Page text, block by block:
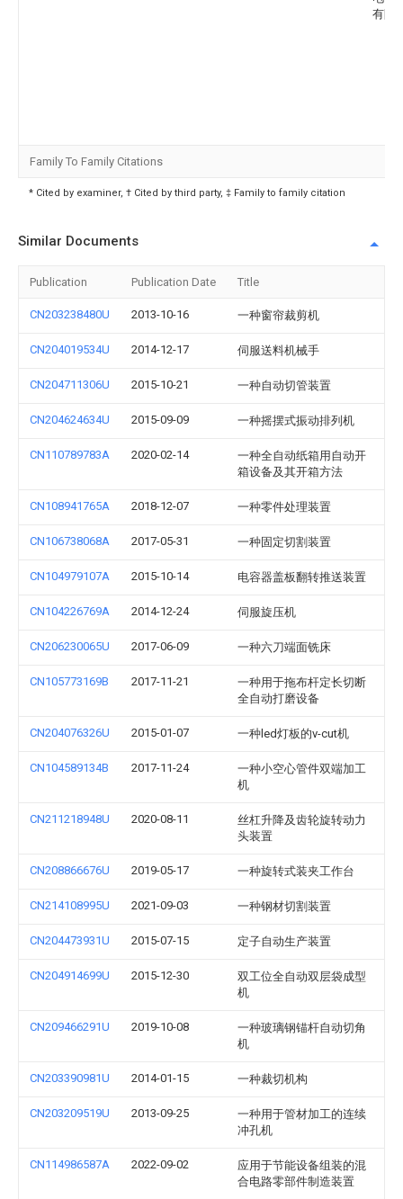
有限
Family To Family Citations
* Cited by examiner, † Cited by third party, ‡ Family to family citation
Similar Documents
Publication Publication Date Title
CN203238480U 2013-10-16 一种窗帘裁剪机
CN204019534U 2014-12-17 伺服送料机械手
CN204711306U 2015-10-21 一种自动切管装置
CN204624634U 2015-09-09 一种摇摆式振动排列机
CN110789783A 2020-02-14
一种全自动纸箱用自动开
箱设备及其开箱方法
CN108941765A 2018-12-07 一种零件处理装置
CN106738068A 2017-05-31 一种固定切割装置
CN104979107A 2015-10-14 电容器盖板翻转推送装置
CN104226769A 2014-12-24 伺服旋压机
CN206230065U 2017-06-09 一种六刀端面铣床
CN105773169B 2017-11-21
一种用于拖布杆定长切断
全自动打磨设备
CN204076326U 2015-01-07 一种led灯板的v-cut机
CN104589134B 2017-11-24
一种小空心管件双端加工
机
CN211218948U 2020-08-11
丝杠升降及齿轮旋转动力
头装置
CN208866676U 2019-05-17 一种旋转式装夹工作台
CN214108995U 2021-09-03 一种钢材切割装置
CN204473931U 2015-07-15 定子自动生产装置
CN204914699U 2015-12-30
双工位全自动双层袋成型
机
CN209466291U 2019-10-08
一种玻璃钢锚杆自动切角
机
CN203390981U 2014-01-15 一种裁切机构
CN203209519U 2013-09-25
一种用于管材加工的连续
冲孔机
CN114986587A 2022-09-02
应用于节能设备组装的混
合电路零部件制造装置